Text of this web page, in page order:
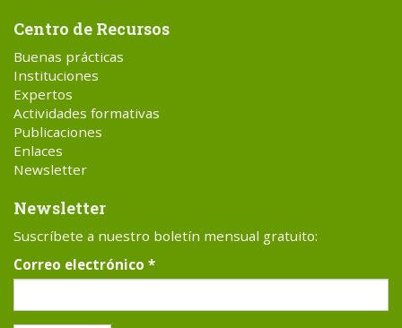
Centro de Recursos
Buenas prácticas
Instituciones
Expertos
Actividades formativas
Publicaciones
Enlaces
Newsletter
Newsletter
Suscríbete a nuestro boletín mensual gratuito:
Correo electrónico *